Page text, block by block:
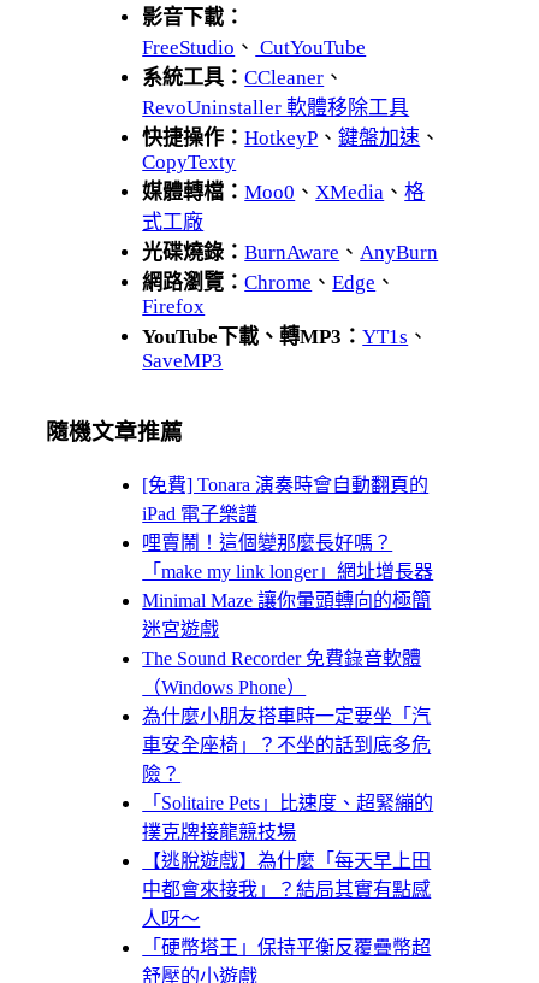
影音下載：
FreeStudio 、 CutYouTube
系統工具：CCleaner 、
RevoUninstaller 軟體移除工具
快捷操作：HotkeyP 、鍵盤加速 、
CopyTexty
媒體轉檔：Moo0 、 XMedia 、格
式工廠
光碟燒錄：BurnAware 、 AnyBurn
網路瀏覽：Chrome 、Edge 、
Firefox
YouTube下載、轉MP3：YT1s 、
SaveMP3
隨機文章推薦
[免費] Tonara 演奏時會自動翻頁的
iPad 電子樂譜
哩賣鬧！這個變那麼長好嗎？
「make my link longer」網址增長器
Minimal Maze 讓你暈頭轉向的極簡
迷宮遊戲
The Sound Recorder 免費錄音軟體
（Windows Phone）
為什麼小朋友搭車時一定要坐「汽
車安全座椅」？不坐的話到底多危
險？
「Solitaire Pets」比速度、超緊繃的
撲克牌接龍競技場
【逃脫遊戲】為什麼「每天早上田
中都會來接我」？結局其實有點感
人呀～
「硬幣塔王」保持平衡反覆疊幣超
舒壓的小遊戲